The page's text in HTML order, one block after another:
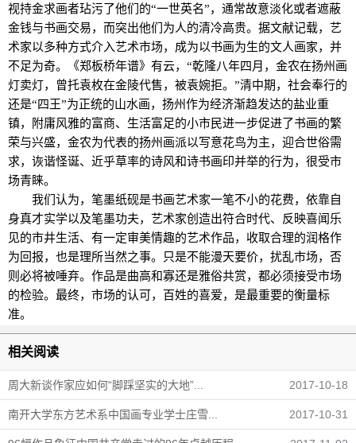
视持金求画者玷污了他们的“一世英名”，通常故意淡化或者遮蔽
金钱与书画交易，而突出他们为人的清冷高贵。据文献记载，艺
术家以多种方式介入艺术市场，成为以书画为生的文人画家，并
不足为奇。《郑板桥年谱》有云，“乾隆八年四月，金农在扬州画
灯卖灯，曾托袁枚在金陵代售，被袁婉拒。”清中期，社会奉行的
还是“四王”为正统的山水画，扬州作为经济渐趋发达的盐业重
镇，附庸风雅的富商、生活富足的小市民进一步促进了书画的繁
荣与兴盛，金农为代表的扬州画派以写意花鸟为主，迎合世俗需
求，诙谐怪诞、近乎草率的诗风和诗书画印并举的行为，很受市
场青睐。
我们认为，笔墨纸砚是书画艺术家一笔不小的花费，依靠自
身真才实学以及笔墨功夫，艺术家创造出符合时代、反映喜闻乐
见的市井生活、有一定审美情趣的艺术作品，收取合理的润格作
为回报，也是理所当然之事。只是不能漫天要价，扰乱市场，否
则必将被唾弃。作品是曲高和寡还是雅俗共赏，都必须接受市场
的检验。最终，市场的认可，百姓的喜爱，是最重要的衡量标
准。
相关阅读
周大新谈作家应如何“脚踩坚实的大地”... 2017-10-18
南开大学东方艺术系中国画专业学士庄雪... 2017-10-31